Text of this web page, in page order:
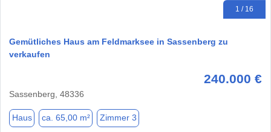
1 / 16
Gemütliches Haus am Feldmarksee in Sassenberg zu
verkaufen
240.000 €
Sassenberg, 48336
Haus ca. 65,00 m² Zimmer 3